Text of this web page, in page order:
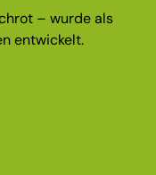
– wurde als
entwickelt.